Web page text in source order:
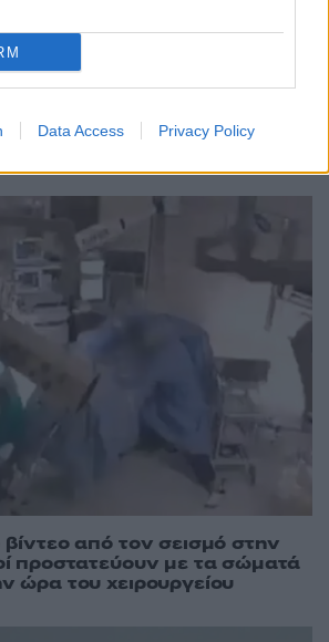
Data Access Privacy Policy
Περισσότερα
βίντεο από τον σεισμό στην
προστατεύουν με τα σώματά
ώρα του χειρουργείου